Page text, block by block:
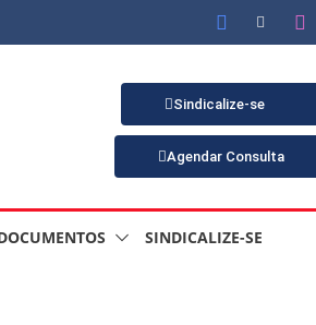
Sindicalize-se
Agendar Consulta
SINDICALIZE-SE